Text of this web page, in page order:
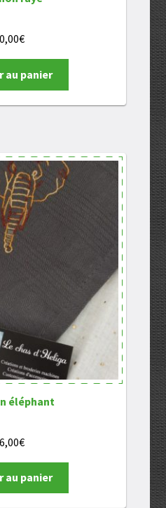
€
au panier
éléphant
€
au panier